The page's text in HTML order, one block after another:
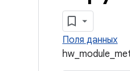
Поля данных